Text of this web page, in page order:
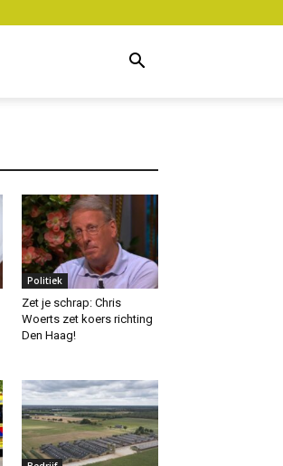
Politiek
Zet je schrap: Chris
Woerts zet koers richting
Den Haag!